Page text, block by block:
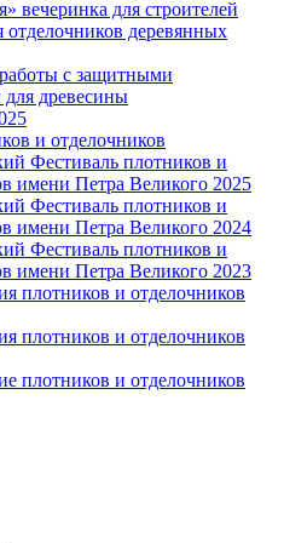
вечеринка для строителей
отделочников деревянных
с защитными
древесины
и отделочников
Фестиваль плотников и
имени Петра Великого 2025
Фестиваль плотников и
имени Петра Великого 2024
Фестиваль плотников и
имени Петра Великого 2023
плотников и отделочников
плотников и отделочников
плотников и отделочников